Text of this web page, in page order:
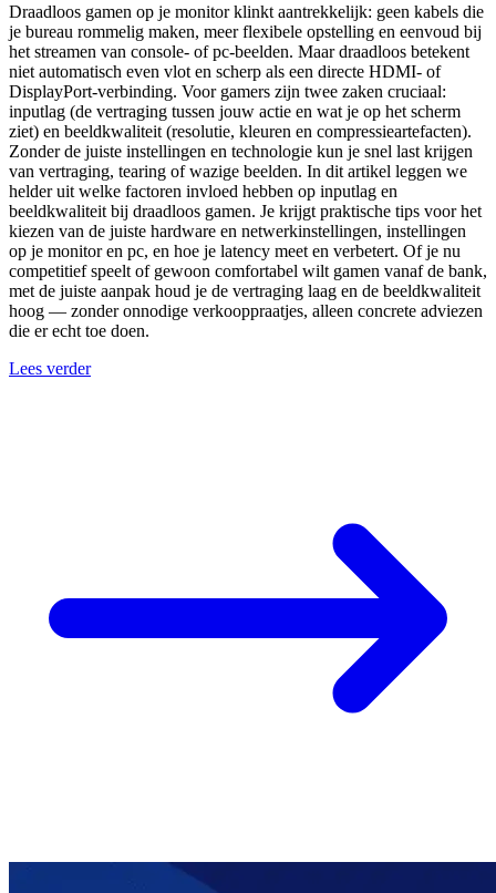
Draadloos gamen op je monitor klinkt aantrekkelijk: geen kabels die
je bureau rommelig maken, meer flexibele opstelling en eenvoud bij
het streamen van console- of pc-beelden. Maar draadloos betekent
niet automatisch even vlot en scherp als een directe HDMI- of
DisplayPort-verbinding. Voor gamers zijn twee zaken cruciaal:
inputlag (de vertraging tussen jouw actie en wat je op het scherm
ziet) en beeldkwaliteit (resolutie, kleuren en compressieartefacten).
Zonder de juiste instellingen en technologie kun je snel last krijgen
van vertraging, tearing of wazige beelden. In dit artikel leggen we
helder uit welke factoren invloed hebben op inputlag en
beeldkwaliteit bij draadloos gamen. Je krijgt praktische tips voor het
kiezen van de juiste hardware en netwerkinstellingen, instellingen
op je monitor en pc, en hoe je latency meet en verbetert. Of je nu
competitief speelt of gewoon comfortabel wilt gamen vanaf de bank,
met de juiste aanpak houd je de vertraging laag en de beeldkwaliteit
hoog — zonder onnodige verkooppraatjes, alleen concrete adviezen
die er echt toe doen.
Lees verder